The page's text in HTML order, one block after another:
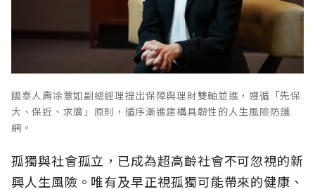
國泰人壽凃薏如副總經理提出保障與理財雙軸並進，遵循「先保
大、保近、求廣」原則，循序漸進建構具韌性的人生風險防護
網。
孤獨與社會孤立，已成為超高齡社會不可忽視的新
興人生風險。唯有及早正視孤獨可能帶來的健康、